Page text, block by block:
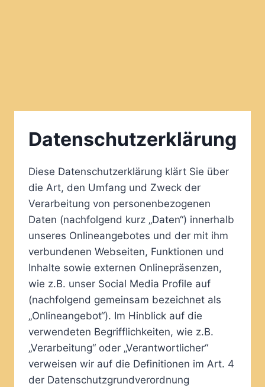
Datenschutzerklärung
Diese Datenschutzerklärung klärt Sie über
die Art, den Umfang und Zweck der
Verarbeitung von personenbezogenen
Daten (nachfolgend kurz „Daten“) innerhalb
unseres Onlineangebotes und der mit ihm
verbundenen Webseiten, Funktionen und
Inhalte sowie externen Onlinepräsenzen,
wie z.B. unser Social Media Profile auf
(nachfolgend gemeinsam bezeichnet als
„Onlineangebot“). Im Hinblick auf die
verwendeten Begrifflichkeiten, wie z.B.
„Verarbeitung“ oder „Verantwortlicher“
verweisen wir auf die Definitionen im Art. 4
der Datenschutzgrundverordnung